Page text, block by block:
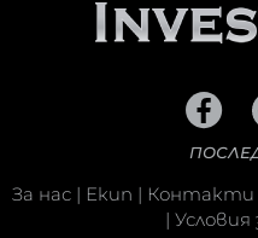
За нас | Екип | Контакти
| Условия